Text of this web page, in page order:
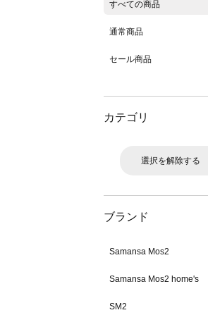
すべての商品
通常商品
セール商品
カテゴリ
選択を解除する
ブランド
Samansa Mos2
Samansa Mos2 home's
SM2